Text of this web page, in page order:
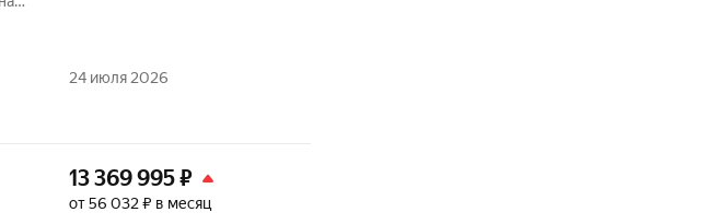
24 июля 2026
13 369 995₽
от 56 032 ₽ в месяц